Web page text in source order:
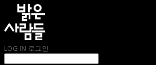
LOG IN 로그인